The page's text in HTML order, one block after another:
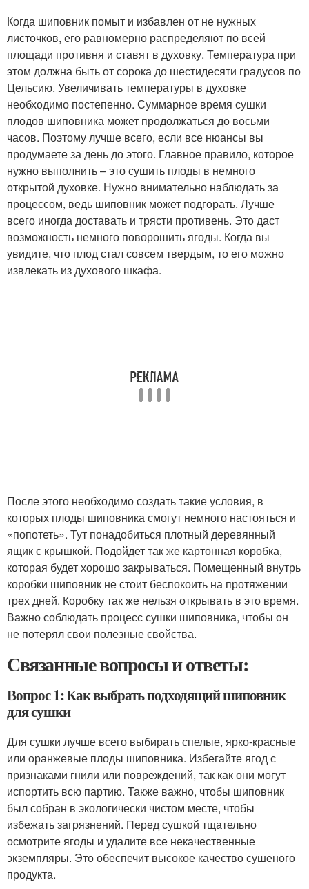
Когда шиповник помыт и избавлен от не нужных
листочков, его равномерно распределяют по всей
площади противня и ставят в духовку. Температура при
этом должна быть от сорока до шестидесяти градусов по
Цельсию. Увеличивать температуры в духовке
необходимо постепенно. Суммарное время сушки
плодов шиповника может продолжаться до восьми
часов. Поэтому лучше всего, если все нюансы вы
продумаете за день до этого. Главное правило, которое
нужно выполнить – это сушить плоды в немного
открытой духовке. Нужно внимательно наблюдать за
процессом, ведь шиповник может подгорать. Лучше
всего иногда доставать и трясти противень. Это даст
возможность немного поворошить ягоды. Когда вы
увидите, что плод стал совсем твердым, то его можно
извлекать из духового шкафа.
После этого необходимо создать такие условия, в
которых плоды шиповника смогут немного настояться и
«попотеть». Тут понадобиться плотный деревянный
ящик с крышкой. Подойдет так же картонная коробка,
которая будет хорошо закрываться. Помещенный внутрь
коробки шиповник не стоит беспокоить на протяжении
трех дней. Коробку так же нельзя открывать в это время.
Важно соблюдать процесс сушки шиповника, чтобы он
не потерял свои полезные свойства.
Связанные вопросы и ответы:
Вопрос 1: Как выбрать подходящий шиповник
для сушки
Для сушки лучше всего выбирать спелые, ярко-красные
или оранжевые плоды шиповника. Избегайте ягод с
признаками гнили или повреждений, так как они могут
испортить всю партию. Также важно, чтобы шиповник
был собран в экологически чистом месте, чтобы
избежать загрязнений. Перед сушкой тщательно
осмотрите ягоды и удалите все некачественные
экземпляры. Это обеспечит высокое качество сушеного
продукта.